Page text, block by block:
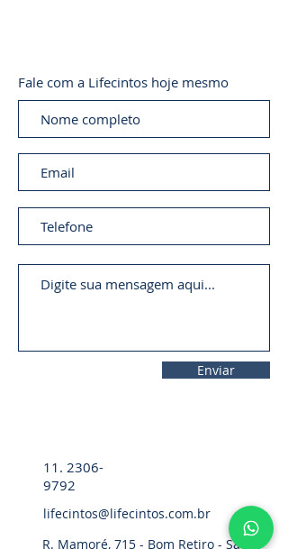
Fale com a Lifecintos hoje mesmo
Enviar
11. 2306-
9792
lifecintos@lifecintos.com.br
R. Mamoré, 715 - Bom Retiro - São